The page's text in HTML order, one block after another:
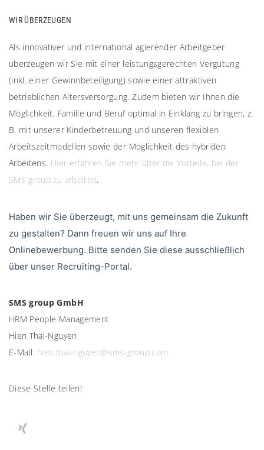
WIR ÜBERZEUGEN​
Als innovativer und international agierender Arbeitgeber
überzeugen wir Sie mit einer leistungsgerechten Vergütung
(inkl. einer Gewinnbeteiligung) sowie einer attraktiven
betrieblichen Altersversorgung. Zudem bieten wir Ihnen die
Möglichkeit, Familie und Beruf optimal in Einklang zu bringen, z.
B. mit unserer Kinderbetreuung und unseren flexiblen
Arbeitszeitmodellen sowie der Möglichkeit des hybriden
Arbeitens. Hier erfahren Sie mehr über die Vorteile, bei der
SMS group zu arbeiten.
Haben wir Sie überzeugt, mit uns gemeinsam die Zukunft
zu gestalten? Dann freuen wir uns auf Ihre
Onlinebewerbung. Bitte senden Sie diese ausschließlich
über unser Recruiting-Portal.
SMS group GmbH
HRM People Management
Hien Thai-Nguyen
E-Mail: hien.thai-nguyen@sms-group.com
Diese Stelle teilen!